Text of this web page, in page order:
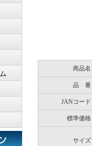
商品名
品 番
JANコード
標準価格
サイズ